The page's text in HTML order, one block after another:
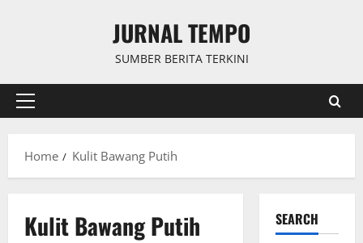
JURNAL TEMPO
SUMBER BERITA TERKINI
Primary
Home
Kulit Bawang Putih
Kulit Bawang Putih SEARCH